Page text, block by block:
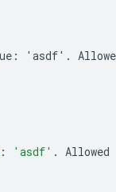
'asdf'.
: 'asdf' . Allowed